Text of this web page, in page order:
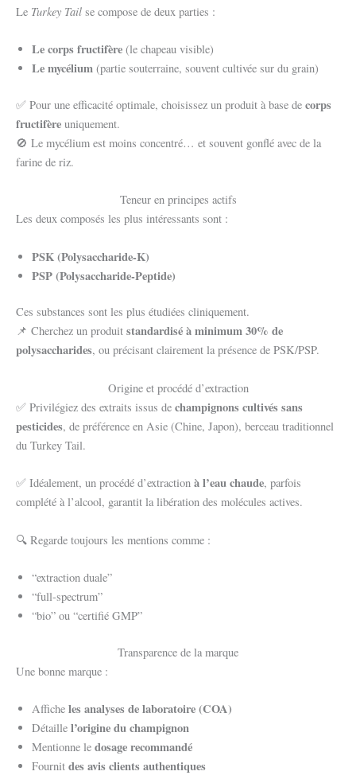
Le Turkey Tail se compose de deux parties :
Le corps fructifère (le chapeau visible)
Le mycélium (partie souterraine, souvent cultivée sur du grain)
✅ Pour une efficacité optimale, choisissez un produit à base de corps
fructifère uniquement.
🚫 Le mycélium est moins concentré… et souvent gonflé avec de la
farine de riz.
Teneur en principes actifs
Les deux composés les plus intéressants sont :
PSK (Polysaccharide-K)
PSP (Polysaccharide-Peptide)
Ces substances sont les plus étudiées cliniquement.
📌 Cherchez un produit standardisé à minimum 30% de
polysaccharides, ou précisant clairement la présence de PSK/PSP.
Origine et procédé d’extraction
✅ Privilégiez des extraits issus de champignons cultivés sans
pesticides, de préférence en Asie (Chine, Japon), berceau traditionnel
du Turkey Tail.
✅ Idéalement, un procédé d’extraction à l’eau chaude, parfois
complété à l’alcool, garantit la libération des molécules actives.
🔍 Regarde toujours les mentions comme :
“extraction duale”
“full-spectrum”
“bio” ou “certifié GMP”
Transparence de la marque
Une bonne marque :
Affiche les analyses de laboratoire (COA)
Détaille l’origine du champignon
Mentionne le dosage recommandé
Fournit des avis clients authentiques